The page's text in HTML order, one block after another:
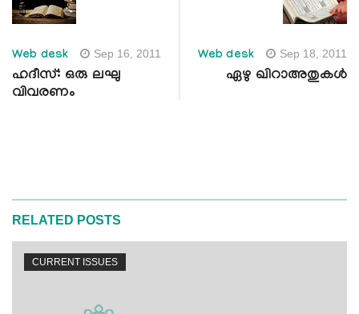
Web desk Sep 16, 2011
ഹദീസ്: ഒരു ലഘു
വിവരണം
Web desk Sep 18, 2011
ഏഴു ഖിറാഅതുകള്‍
RELATED POSTS
CURRENT ISSUES